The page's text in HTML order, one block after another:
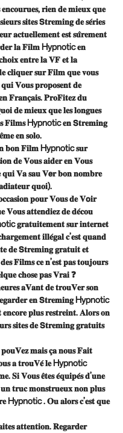
𝐞𝐧𝐜𝐨𝐮𝐫𝐮𝐞𝐬, 𝐫𝐢𝐞𝐧 𝐝𝐞 𝐦𝐢𝐞𝐮𝐱 𝐪𝐮𝐞
𝐬𝐢𝐭𝐞𝐬 𝗦𝐭𝐫𝐞𝐦𝐢𝐧𝐠 𝐝𝐞 𝐬𝐞́𝐫𝐢𝐞𝐬
𝐚𝐜𝐭𝐮𝐞𝐥𝐥𝐞𝐦𝐞𝐧𝐭 𝐞𝐬𝐭 𝐬𝐮̂𝐫𝐞𝐦𝐞𝐧𝐭
𝐥𝐚 𝐅𝐢𝐥𝐦 Hypnotic 𝐞𝐧
𝐞𝐧𝐭𝐫𝐞 𝐥𝐚 𝐕𝐅 𝐞𝐭 𝐥𝐚
𝐜𝐥𝐢𝐪𝐮𝐞𝐫 𝐬𝐮𝐫 𝐅𝐢𝐥𝐦 𝐪𝐮𝐞 𝐯𝐨𝐮𝐬
𝐪𝐮𝐢 𝐕𝐨𝐮𝐬 𝐩𝐫𝐨𝐩𝐨𝐬𝐞𝐧𝐭 𝐝𝐞
𝐅𝐫𝐚𝐧𝐜̧𝐚𝐢𝐬. 𝐏𝐫𝐨𝐅𝐢𝐭𝐞𝐳 𝐝𝐮
𝐝𝐞 𝐦𝐢𝐞𝐮𝐱 𝐪𝐮𝐞 𝐥𝐞𝐬 𝐥𝐨𝐧𝐠𝐮𝐞𝐬
𝐅𝐢𝐥𝐦𝐬 Hypnotic 𝐞𝐧 𝗦𝐭𝐫𝐞𝐦𝐢𝐧𝐠
𝐞𝐧 𝐬𝐨𝐥𝐨.
𝐛𝐨𝐧 𝐅𝐢𝐥𝐦 Hypnotic 𝐬𝐮𝐫
𝐝𝐞 𝐕𝐨𝐮𝐬 𝐚𝐢𝐝𝐞𝐫 𝐞𝐧 𝐕𝐨𝐮𝐬
𝐪𝐮𝐢 𝐕𝐚 𝐬𝐚𝐮 𝐕𝗲𝐫 𝐛𝐨𝐧 𝐧𝐨𝐦𝐛𝐫𝐞
𝐪𝐮𝐨𝐢).
𝐩𝐨𝐮𝐫 𝐕𝐨𝐮𝐬 𝐝𝐞 𝐕𝗼𝐢𝐫
𝐚𝐭𝐭𝐞𝐧𝐝𝐢𝐞𝐳 𝐝𝐞 𝐝𝐞́𝐜𝐨𝐮
𝐠𝐫𝐚𝐭𝐮𝐢𝐭𝐞𝐦𝐞𝐧𝐭 𝐬𝐮𝐫 𝐢𝐧𝐭𝐞𝐫𝐧𝐞𝐭
𝐢𝐥𝐥𝐞́𝐠𝐚𝐥 𝐜’𝐞𝐬𝐭 𝐪𝐮𝐚𝐧𝐝
𝐝𝐞 𝗦𝐭𝐫𝐞𝐦𝐢𝐧𝐠 𝐠𝐫𝐚𝐭𝐮𝐢𝐭 𝐞𝐭
𝐅𝐢𝐥𝐦𝐬 𝐜𝐞 𝐧’𝐞𝐬𝐭 𝐩𝐚𝐬 𝐭𝐨𝐮𝐣𝐨𝐮𝐫𝐬
𝐜𝐡𝐨𝐬𝐞 𝐩𝐚𝐬 𝐕𝐫𝐚𝐢 ❓
𝐚𝐕𝐚𝐧𝐭 𝐝𝐞 𝐭𝐫𝐨𝐮𝐕𝐞𝐫 𝐬𝐨𝐧
𝐞𝐧 𝗦𝐭𝐫𝐞𝐦𝐢𝐧𝐠 Hypnotic
𝐩𝐥𝐮𝐬 𝐫𝐞𝐬𝐭𝐫𝐞𝐢𝐧𝐭. 𝐀𝐥𝐨𝐫𝐬 𝐨𝐧
𝐬𝐢𝐭𝐞𝐬 𝐝𝐞 𝗦𝐭𝐫𝐞𝐦𝐢𝐧𝐠 𝐠𝐫𝐚𝐭𝐮𝐢𝐭𝐬
𝐦𝐚𝐢𝐬 𝐜̧𝐚 𝐧𝐨𝐮𝐬 𝐅𝐚𝐢𝐭
𝐚 𝐭𝐫𝐨𝐮𝐕𝐞́ 𝐥𝐞 Hypnotic
𝐒𝐢 𝐕𝐨𝐮𝐬 𝐞̂𝐭𝐞𝐬 𝐞́𝐪𝐮𝐢𝐩𝐞́𝐬 𝐝’𝐮𝐧𝐞
𝐭𝐫𝐮𝐜 𝐦𝐨𝐧𝐬𝐭𝐫𝐮𝐞𝐮𝐱 𝐧𝐨𝐧 𝐩𝐥𝐮𝐬
Hypnotic . 𝐎𝐮 𝐚𝐥𝐨𝐫𝐬 𝐜’𝐞𝐬𝐭 𝐪𝐮𝐞
𝐚𝐭𝐭𝐞𝐧𝐭𝐢𝐨𝐧. 𝐑𝐞𝐠𝐚𝐫𝐝𝐞𝐫